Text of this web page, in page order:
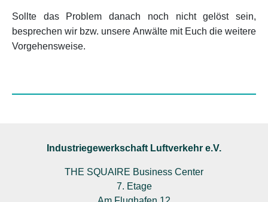
Sollte das Problem danach noch nicht gelöst sein,
besprechen wir bzw. unsere Anwälte mit Euch die weitere
Vorgehensweise.
Industriegewerkschaft Luftverkehr e.V.
THE SQUAIRE Business Center
7. Etage